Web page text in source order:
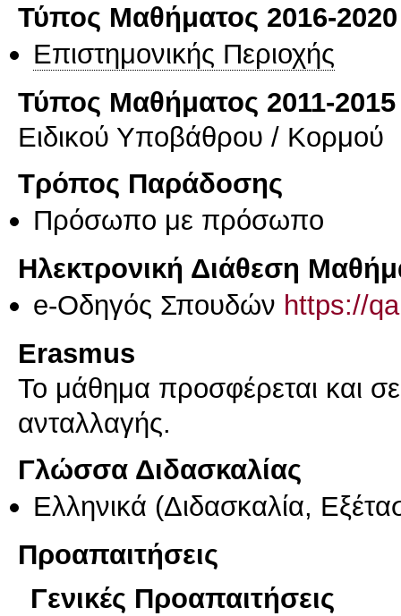
Τύπος Μαθήματος 2016-2020
Επιστημονικής Περιοχής
Τύπος Μαθήματος 2011-2015
Ειδικού Υποβάθρου / Κορμού
Τρόπος Παράδοσης
Πρόσωπο με πρόσωπο
Ηλεκτρονική Διάθεση
e-Οδηγός Σπουδών https://
Erasmus
Το μάθημα προσφέρεται και
ανταλλαγής.
Γλώσσα Διδασκαλίας
Ελληνικά (Διδασκαλία,
Προαπαιτήσεις
Γενικές Προαπαιτήσεις